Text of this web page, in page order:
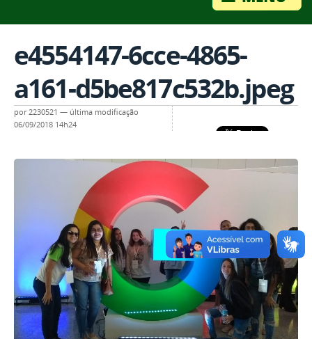
e4554147-6cce-4865-
a161-d5be817c532b.jpeg
por2230521 — última modificação
06/09/2018 14h24